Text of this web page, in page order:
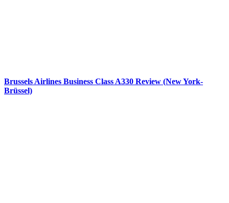
Brussels Airlines Business Class A330 Review (New York-
Brüssel)